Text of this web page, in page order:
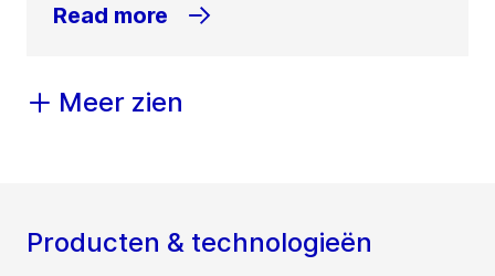
Read more
Meer zien
Producten & technologieën